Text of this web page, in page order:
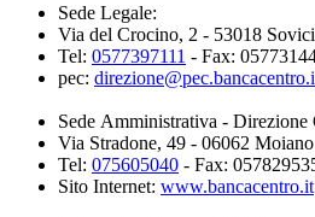
Sede Legale:
Via del Crocino, 2 - 53018
Tel: 0577397111 - Fax:
pec:
Sede Amministrativa - Direzione
Via Stradone, 49 - 06062
Tel: 075605040 - Fax:
Sito Internet: www.bancacentro.it